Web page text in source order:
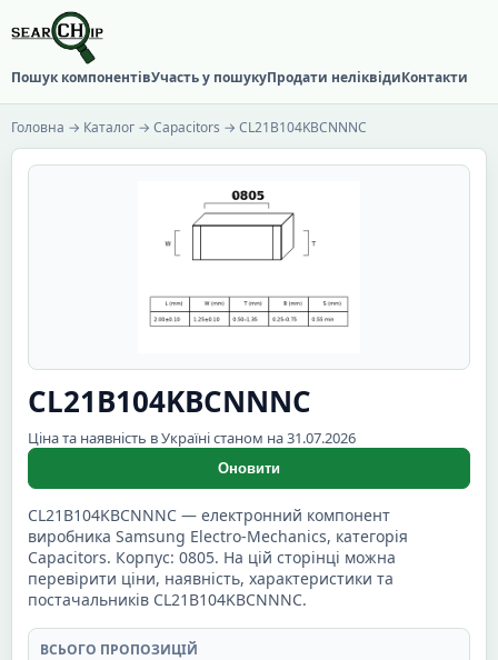
Пошук компонентівУчасть у пошукуПродати неліквідиКонтакти
Головна → Каталог → Capacitors → CL21B104KBCNNNC
CL21B104KBCNNNC
Ціна та наявність в Україні станом на 31.07.2026
Оновити
CL21B104KBCNNNC — електронний компонент
виробника Samsung Electro-Mechanics, категорія
Capacitors. Корпус: 0805. На цій сторінці можна
перевірити ціни, наявність, характеристики та
постачальників CL21B104KBCNNNC.
ВСЬОГО ПРОПОЗИЦІЙ